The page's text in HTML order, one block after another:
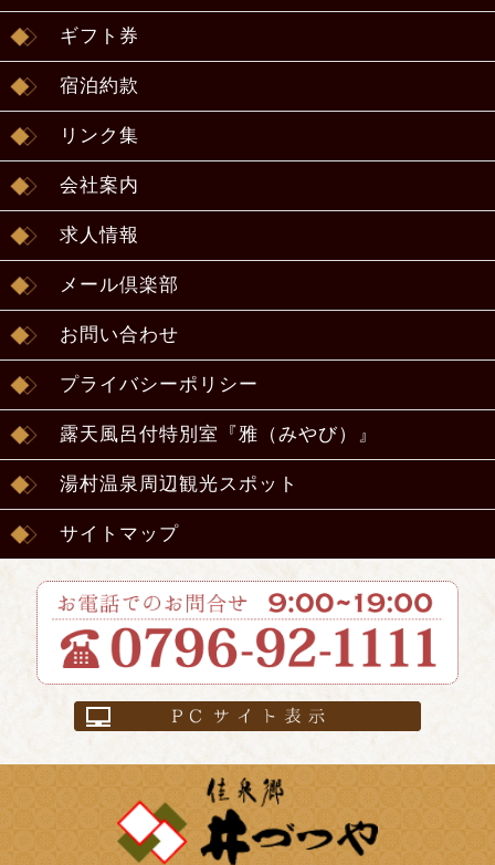
ギフト券
宿泊約款
リンク集
会社案内
求人情報
メール倶楽部
お問い合わせ
プライバシーポリシー
露天風呂付特別室『雅（みやび）』
湯村温泉周辺観光スポット
サイトマップ